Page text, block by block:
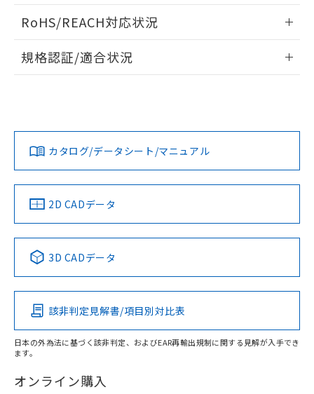
ドすることができます。
ログイン/会員登録
ダウンロードデータをご利用いただく前に、以下を必ずお読
みください。
ソフトウェアの使用条件
RoHS/REACH対応状況
EU RoHS 注意事項・凡例
対応済み
中国 RoHS 注意事項・凡例
Pb Hg Cd Cr(VI)
O
在庫等で未対応品が混在する可能性があります。
規格認証/適合状況
LR型式承認
（イギリス
船舶規格）
DNV型式承認
（ノルウェー
BV型式承認
（フランス
KR型式
（韓国
No No No No
この製品の規格認証/適合状況ページへ
その他の認証はこちらのページからご検索ください
カタログ/データシート/マニュアル
2D CADデータ
3D CADデータ
該非判定見解書/項目別対比表
日本の外為法に基づく該非判定、およびEAR再輸出規制に関する見解が入手でき
ます。
オンライン購入
ものではありません。
また、RoHS指令のフタル酸エステル類４
物質の対応では、対応完了までの期間は出
荷製品に未対応品が混在することから備考
欄に対応日を記載しておりました。